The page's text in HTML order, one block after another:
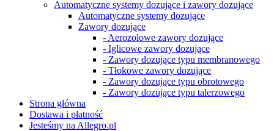
Automatyczne systemy dozujące i zawory dozujące
Automatyczne systemy dozujące
Zawory dozujące
- Aerozolowe zawory dozujące
- Iglicowe zawory dozujące
- Zawory dozujące typu membranowego
- Tłokowe zawory dozujące
- Zawory dozujące typu obrotowego
- Zawory dozujące typu talerzowego
Strona główna
Dostawa i płatność
Jesteśmy na Allegro.pl